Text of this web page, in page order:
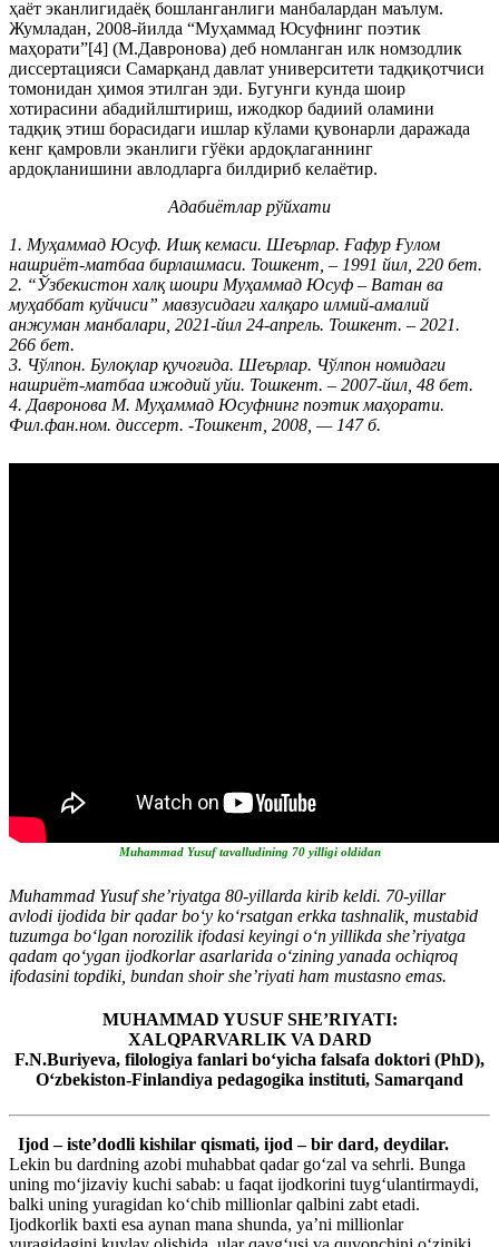
ҳаёт эканлигидаёқ бошланганлиги манбалардан маълум.
Жумладан, 2008-йилда “Муҳаммад Юсуфнинг поэтик
маҳорати”[4] (М.Давронова) деб номланган илк номзодлик
диссертацияси Самарқанд давлат университети тадқиқотчиси
томонидан ҳимоя этилган эди. Бугунги кунда шоир
хотирасини абадийлштириш, ижодкор бадиий оламини
тадқиқ этиш борасидаги ишлар кўлами қувонарли даражада
кенг қамровли эканлиги гўёки ардоқлаганнинг
ардоқланишини авлодларга билдириб келаётир.
Адабиётлар рўйхати
1. Муҳаммад Юсуф. Ишқ кемаси. Шеърлар. Ғафур Ғулом
нашриёт-матбаа бирлашмаси. Тошкент, – 1991 йил, 220 бет.
2. “Ўзбекистон халқ шоири Муҳаммад Юсуф – Ватан ва
муҳаббат куйчиси” мавзусидаги халқаро илмий-амалий
анжуман манбалари, 2021-йил 24-апрель. Тошкент. – 2021.
266 бет.
3. Чўлпон. Булоқлар қучоғида. Шеърлар. Чўлпон номидаги
нашриёт-матбаа ижодий уйи. Тошкент. – 2007-йил, 48 бет.
4. Давронова М. Муҳаммад Юсуфнинг поэтик маҳорати.
Фил.фан.ном. диссерт. -Тошкент, 2008, — 147 б.
Muhammad Yusuf tavalludining 70 yilligi oldidan
Muhammad Yusuf she’riyatga 80-yillarda kirib keldi. 70-yillar
avlodi ijodida bir qadar bo‘y ko‘rsatgan erkka tashnalik, mustabid
tuzumga bo‘lgan norozilik ifodasi keyingi o‘n yillikda she’riyatga
qadam qo‘ygan ijodkorlar asarlarida o‘zining yanada ochiqroq
ifodasini topdiki, bundan shoir she’riyati ham mustasno emas.
MUHAMMAD YUSUF SHE’RIYATI:
XALQPARVARLIK VA DARD
F.N.Buriyeva, filologiya fanlari bo‘yicha falsafa doktori (PhD),
O‘zbekiston-Finlandiya pedagogika instituti, Samarqand
Ijod – iste’dodli kishilar qismati, ijod – bir dard, deydilar.
Lekin bu dardning azobi muhabbat qadar go‘zal va sehrli. Bunga
uning mo‘jizaviy kuchi sabab: u faqat ijodkorini tuyg‘ulantirmaydi,
balki uning yuragidan ko‘chib millionlar qalbini zabt etadi.
Ijodkorlik baxti esa aynan mana shunda, ya’ni millionlar